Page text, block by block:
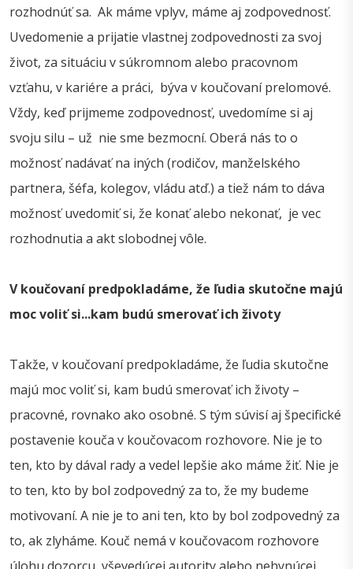
rozhodnúť sa. Ak máme vplyv, máme aj zodpovednosť.
Uvedomenie a prijatie vlastnej zodpovednosti za svoj
život, za situáciu v súkromnom alebo pracovnom
vzťahu, v kariére a práci, býva v koučovaní prelomové.
Vždy, keď prijmeme zodpovednosť, uvedomíme si aj
svoju silu – už nie sme bezmocní. Oberá nás to o
možnosť nadávať na iných (rodičov, manželského
partnera, šéfa, kolegov, vládu atď.) a tiež nám to dáva
možnosť uvedomiť si, že konať alebo nekonať, je vec
rozhodnutia a akt slobodnej vôle.
V koučovaní predpokladáme, že ľudia skutočne majú
moc voliť si...kam budú smerovať ich životy
Takže, v koučovaní predpokladáme, že ľudia skutočne
majú moc voliť si, kam budú smerovať ich životy –
pracovné, rovnako ako osobné. S tým súvisí aj špecifické
postavenie kouča v koučovacom rozhovore. Nie je to
ten, kto by dával rady a vedel lepšie ako máme žiť. Nie je
to ten, kto by bol zodpovedný za to, že my budeme
motivovaní. A nie je to ani ten, kto by bol zodpovedný za
to, ak zlyháme. Kouč nemá v koučovacom rozhovore